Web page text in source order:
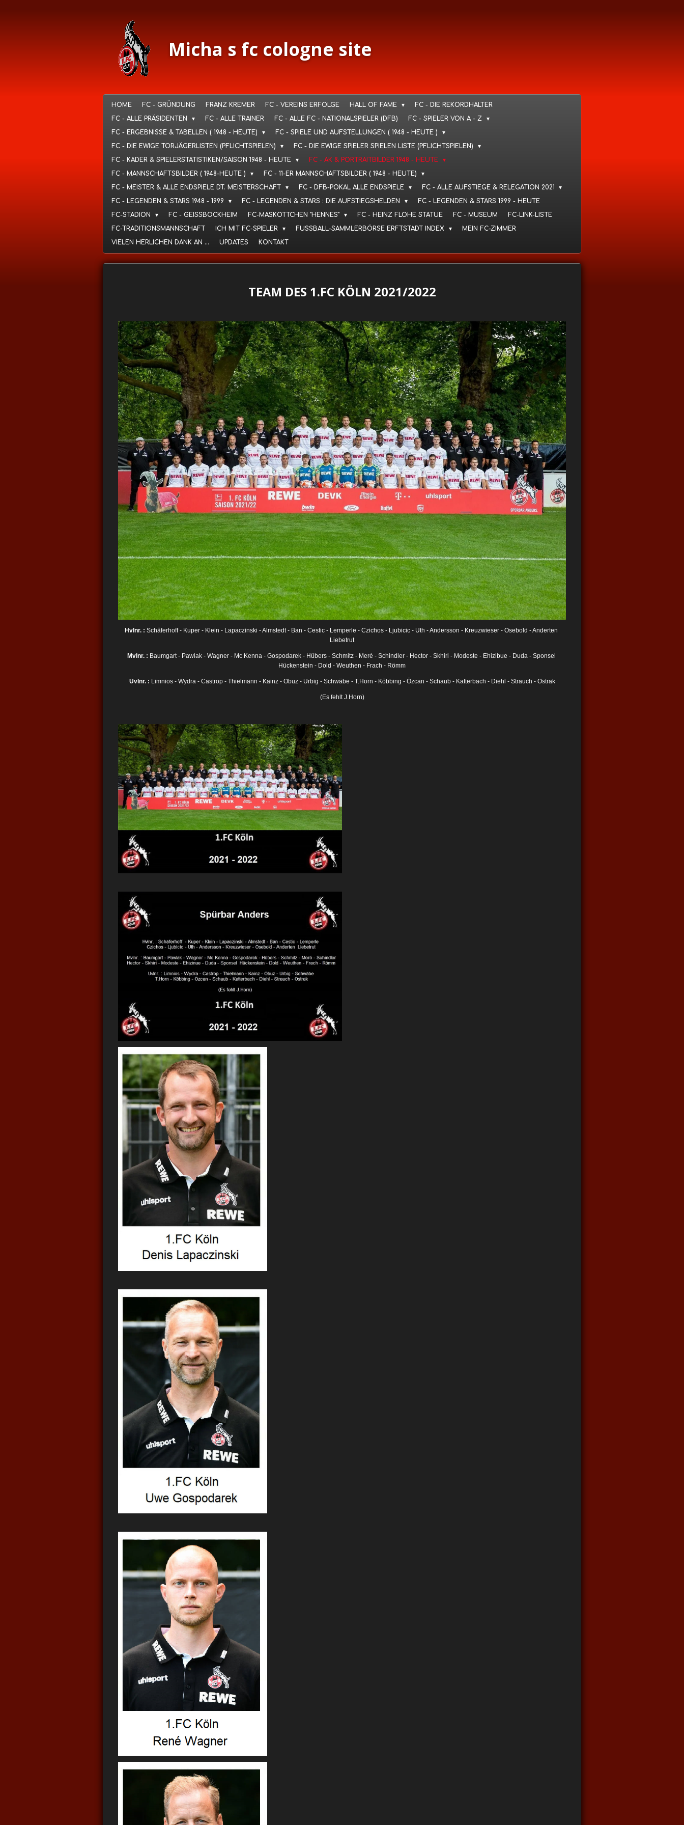
Micha s fc cologne site
HOME FC - GRÜNDUNG FRANZ KREMER FC - VEREINS ERFOLGE HALL OF FAME
FC - DIE REKORDHALTER
FC - ALLE PRÄSIDENTEN
FC - ALLE TRAINER FC - ALLE FC - NATIONALSPIELER (DFB)
FC - SPIELER VON A - Z
FC - ERGEBNISSE & TABELLEN ( 1948 - HEUTE)
FC - SPIELE UND AUFSTELLUNGEN ( 1948 - HEUTE )
FC - DIE EWIGE TORJÄGERLISTEN (PFLICHTSPIELEN)
FC - DIE EWIGE SPIELER SPIELEN LISTE (PFLICHTSPIELEN)
FC - KADER & SPIELERSTATISTIKEN/SAISON 1948 - HEUTE
FC - AK & PORTRAITBILDER 1948 - HEUTE
FC - MANNSCHAFTSBILDER ( 1948-HEUTE )
FC - 11-ER MANNSCHAFTSBILDER ( 1948 - HEUTE)
FC - MEISTER & ALLE ENDSPIELE DT. MEISTERSCHAFT
FC - DFB-POKAL ALLE ENDSPIELE
FC - ALLE AUFSTIEGE & RELEGATION 2021
FC - LEGENDEN & STARS 1948 - 1999
FC - LEGENDEN & STARS : DIE AUFSTIEGSHELDEN
FC - LEGENDEN & STARS 1999 - HEUTE
FC-STADION
FC - GEISSBOCKHEIM FC-MASKOTTCHEN "HENNES" FC - HEINZ FLOHE STATUE FC - MUSEUM
FC-LINK-LISTE
FC-TRADITIONSMANNSCHAFT
ICH MIT FC-SPIELER FUSSBALL-SAMMLERBÖRSE ERFTSTADT INDEX
MEIN FC-ZIMMER
VIELEN HERLICHEN DANK AN ...
UPDATES KONTAKT
TEAM DES 1.FC KÖLN 2021/2022
Hvlnr. : Schäferhoff - Kuper - Klein - Lapaczinski - Almstedt - Ban - Cestic - Lemperle - Czichos - Ljubicic - Uth - Andersson - Kreuzwieser - Osebold - Anderten
Liebetrut
Mvlnr. : Baumgart - Pawlak - Wagner - Mc Kenna - Gospodarek - Hübers - Schmitz - Meré - Schindler - Hector - Skhiri - Modeste - Ehizibue - Duda - Sponsel
Hückenstein - Dold - Weuthen - Frach - Römm
Uvlnr. : Limnios - Wydra - Castrop - Thielmann - Kainz - Obuz - Urbig - Schwäbe - T.Horn - Köbbing - Özcan - Schaub - Katterbach - Diehl - Strauch - Ostrak
(Es fehlt J.Horn)